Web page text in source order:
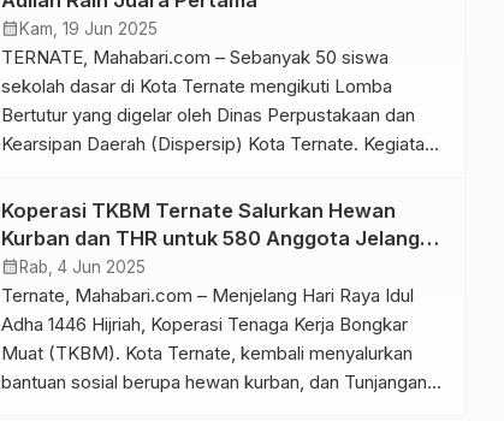
terpilih secara aklamasi sebagai Ketua PDK Kosgoro
1957 Kota […]
calendar_month Kam, 19 Jun 2025
TERNATE, Mahabari.com – Sebanyak 50 siswa
sekolah dasar di Kota Ternate mengikuti Lomba
Bertutur yang digelar oleh Dinas Perpustakaan dan
Kearsipan Daerah (Dispersip) Kota Ternate. Kegiatan
Dispersip dan diikuti oleh peserta dari berbagai
sekolah dasar se-Kota Ternate. Kepala Dispersip Kota
Ternate, Safia M. Nur, mengatakan bahwa lomba ini
[…]
Koperasi TKBM Ternate Salurkan Hewan
Kurban dan THR untuk 580 Anggota Jelang
Idul Adha
calendar_month Rab, 4 Jun 2025
Ternate, Mahabari.com – Menjelang Hari Raya Idul
Adha 1446 Hijriah, Koperasi Tenaga Kerja Bongkar
Muat (TKBM). Kota Ternate, kembali menyalurkan
bantuan sosial berupa hewan kurban, dan Tunjangan